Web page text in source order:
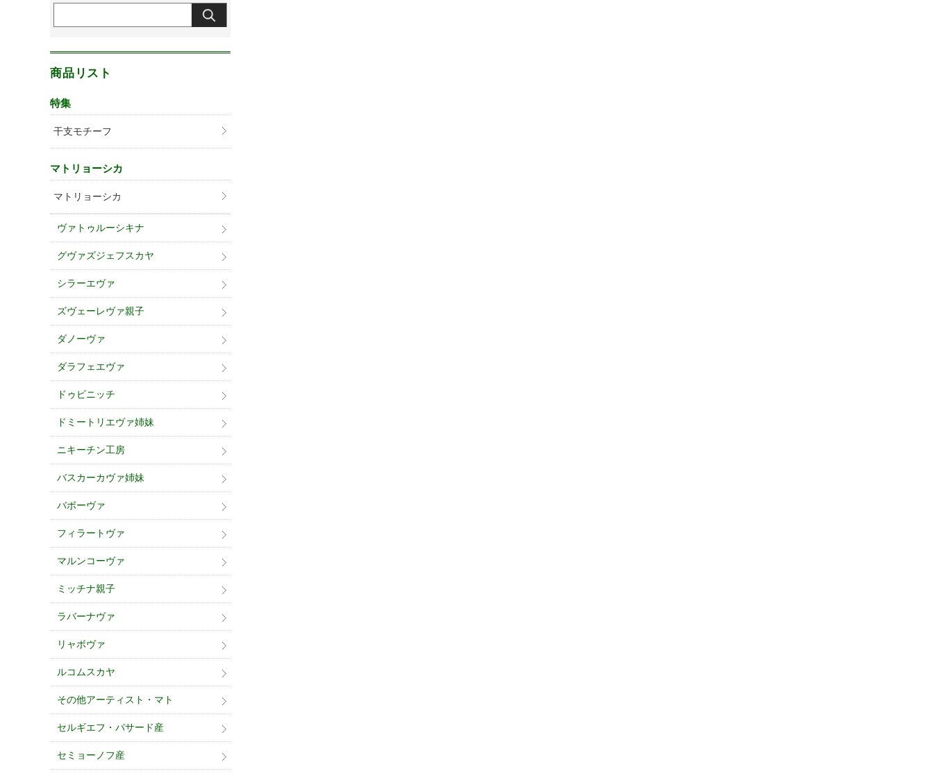
商品リスト
特集
干支モチーフ
マトリョーシカ
マトリョーシカ
ヴァトゥルーシキナ
グヴァズジェフスカヤ
シラーエヴァ
ズヴェーレヴァ親子
ダノーヴァ
ダラフェエヴァ
ドゥビニッチ
ドミートリエヴァ姉妹
ニキーチン工房
バスカーカヴァ姉妹
バボーヴァ
フィラートヴァ
マルンコーヴァ
ミッチナ親子
ラバーナヴァ
リャボヴァ
ルコムスカヤ
その他アーティスト・マト
セルギエフ・パサード産
セミョーノフ産